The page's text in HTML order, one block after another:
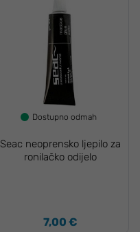
Dostupno odmah
Seac neoprensko ljepilo za
ronilačko odijelo
7,00 €